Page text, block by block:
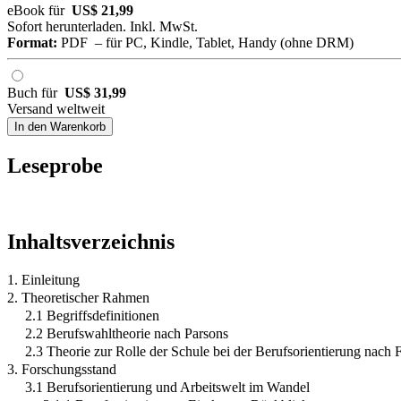
eBook für US$ 21,99
Sofort herunterladen. Inkl. MwSt.
Format: PDF – für PC, Kindle, Tablet, Handy (ohne DRM)
Buch für US$ 31,99
Versand weltweit
In den Warenkorb
Leseprobe
Inhaltsverzeichnis
1. Einleitung
2. Theoretischer Rahmen
2.1 Begriffsdefinitionen
2.2 Berufswahltheorie nach Parsons
2.3 Theorie zur Rolle der Schule bei der Berufsorientierung nach
3. Forschungsstand
3.1 Berufsorientierung und Arbeitswelt im Wandel